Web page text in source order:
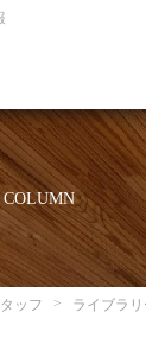
COLUMN
ッフ ライブラ